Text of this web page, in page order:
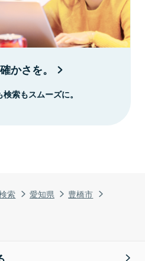
索 愛知県
豊橋市
かさを。
索もスムーズに。